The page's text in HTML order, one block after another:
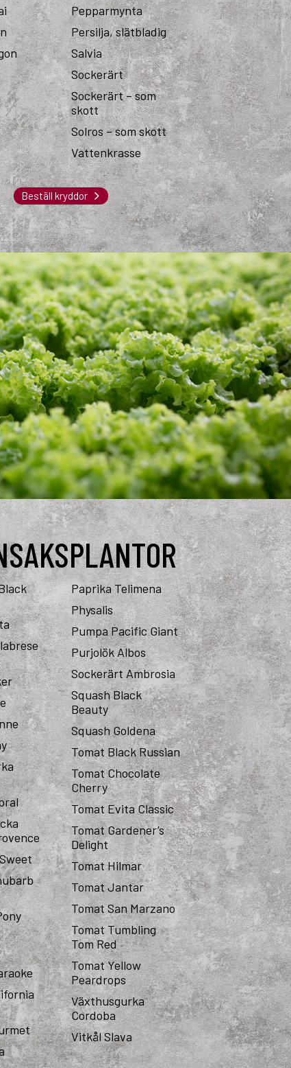
Pepparmynta
Persilja, slätbladig
Salvia
Sockerärt
Sockerärt – som
skott
Solros – som skott
Vattenkrasse
Beställ kryddor
Paprika Telimena
Physalis
Pumpa Pacific Giant
Purjolök Albos
Sockerärt Ambrosia
Squash Black
Beauty
Squash Goldena
Tomat Black Russian
Tomat Chocolate
Cherry
Tomat Evita Classic
Tomat Gardener’s
Delight
Tomat Hilmar
Tomat Jantar
Tomat San Marzano
Tomat Tumbling
Tom Red
Tomat Yellow
Peardrops
Växthusgurka
Cordoba
Vitkål Slava